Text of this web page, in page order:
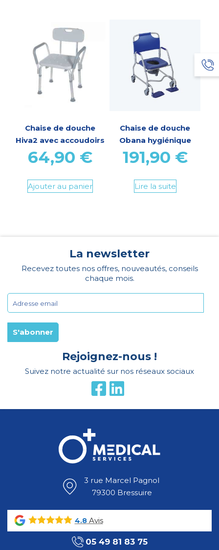
Chaise de douche
Hiva2 avec accoudoirs
64,90 €
Ajouter au panier
Chaise de douche
Obana hygiénique
191,90 €
Lire la suite
La newsletter
Recevez toutes nos offres, nouveautés, conseils
chaque mois.
Rejoignez-nous !
Suivez notre actualité sur nos réseaux sociaux
3 rue Marcel Pagnol
79300 Bressuire
4.8Avis
05 49 81 83 75